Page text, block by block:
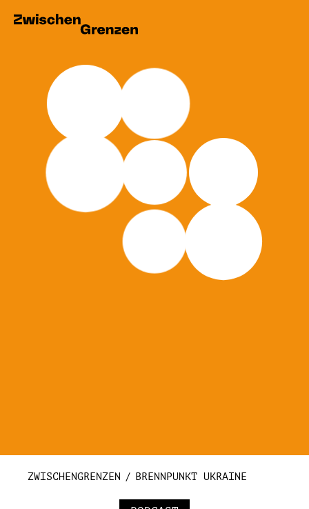
ZWISCHENGRENZEN BRENNPUNKT UKRAINE